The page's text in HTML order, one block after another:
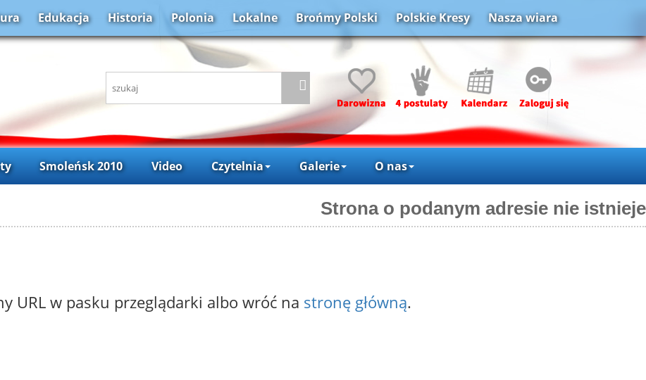
Edukacja Historia Polonia Lokalne Brońmy Polski Polskie Kresy Nasza wiara
Smoleńsk 2010 Video Czytelnia Galerie O nas
Strona o podanym adresie nie istnieje
URL w pasku przeglądarki albo wróć na stronę główną.